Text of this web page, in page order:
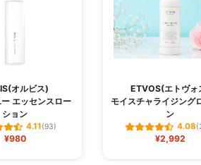
オルビス)
エッセンスロー
ション
4.11(93)
¥980
ETVOS(エトヴォ
モイスチャライジング
ン
4.08
¥2,992